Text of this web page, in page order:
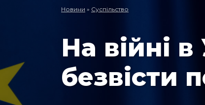
Новини » Суспільство
На війні
безвісти